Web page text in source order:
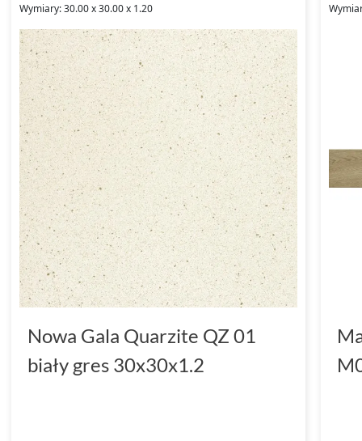
Wymiary: 30.00 x 30.00 x 1.20
Nowa Gala Quarzite QZ 01
biały gres 30x30x1.2